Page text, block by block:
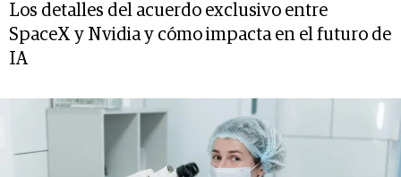
Los detalles del acuerdo exclusivo entre
SpaceX y Nvidia y cómo impacta en el futuro de
IA